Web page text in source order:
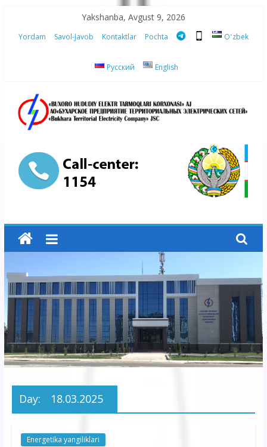
content
Yakshanba, Avgust 9, 2026
Yordam Savol-Javob Kontaktlar Pochta Oʻzbek
Русский English
“Buxoro
hududiy
elektr
tarmoqlari
korxonasi”
AJ
“Buxoro
hududiy
korxonasi”
Day: 18.03.2025
Energetika yangiliklari